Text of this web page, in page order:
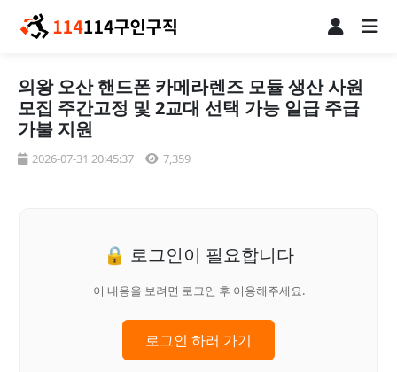
의왕 오산 핸드폰 카메라렌즈 모듈 생산 사원
모집 주간고정 및 2교대 선택 가능 일급 주급
가불 지원
2026-07-31 20:45:37 7,359
🔒 로그인이 필요합니다
이 내용을 보려면 로그인 후 이용해주세요.
로그인 하러 가기